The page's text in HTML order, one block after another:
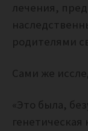
лечения,
родителями
Сами же
«Это была,